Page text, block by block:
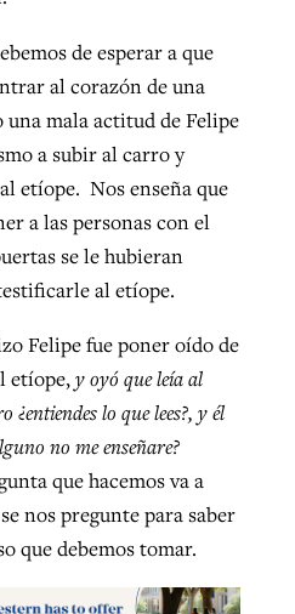
de esperar a que
al corazón de una
mala actitud de Felipe
a subir al carro y
etíope. Nos enseña que
a las personas con el
se le hubieran
al etíope.
Felipe fue poner oído de
etíope,y oyó que leía al
lo que lees?, y él
no me enseñare?
que hacemos va a
nos pregunte para saber
que debemos tomar.